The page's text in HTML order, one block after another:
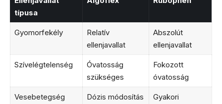
típusa
Gyomorfekély
Relatív
ellenjavallat
Abszolút
ellenjavallat
Szívelégtelenség
Óvatosság
szükséges
Fokozott
óvatosság
Vesebetegség Dózis módosítás
Gyakori